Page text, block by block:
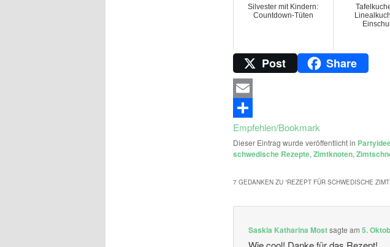
Silvester mit Kindern:
Countdown-Tüten
Post Share
Email
Empfehlen/Bookmark
Dieser Eintrag wurde veröffentlicht in
schwedische Rezepte, Zimtknoten,
7 GEDANKEN ZU “REZEPT FÜR SCHWEDISCHE
Saskia Katharina Mostsagte am5.